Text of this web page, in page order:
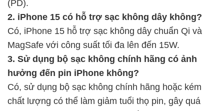
(PD).
2. iPhone 15 có hỗ trợ sạc không dây không?
Có, iPhone 15 hỗ trợ sạc không dây chuẩn Qi và
MagSafe với công suất tối đa lên đến 15W.
3. Sử dụng bộ sạc không chính hãng có ảnh
hưởng đến pin iPhone không?
Có, sử dụng bộ sạc không chính hãng hoặc kém
chất lượng có thể làm giảm tuổi thọ pin, gây quá